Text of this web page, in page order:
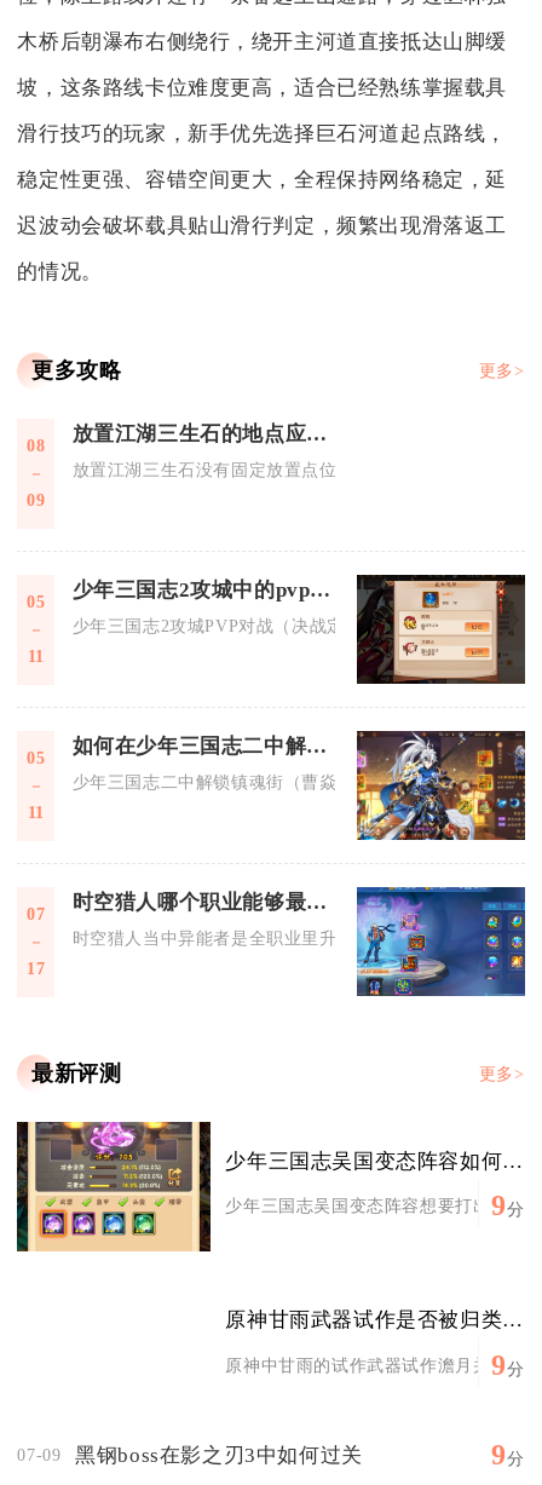
木桥后朝瀑布右侧绕行，绕开主河道直接抵达山脚缓
坡，这条路线卡位难度更高，适合已经熟练掌握载具
滑行技巧的玩家，新手优先选择巨石河道起点路线，
稳定性更强、容错空间更大，全程保持网络稳定，延
迟波动会破坏载具贴山滑行判定，频繁出现滑落返工
的情况。
更多攻略 更多>
08
09
放置江湖三生石的地点应该是哪里
放置江湖三生石没有固定放置点位，获取三生石的核心地点
05
11
少年三国志2攻城中的pvp对战如何挑战
少年三国志2攻城PVP对战（决战定军山）核心是5v5分路对
05
11
如何在少年三国志二中解锁镇魂街时装
少年三国志二中解锁镇魂街（曹焱兵）时装，核心是参与联
07
17
时空猎人哪个职业能够最快速提升等级
时空猎人当中异能者是全职业里升级速度最快的角色，大范
最新评测 更多>
少年三国志吴国变态阵容如何更好地发挥作用
少年三国志吴国变态阵容想要打出极致
9分
原神甘雨武器试作是否被归类为破魔
原神中甘雨的试作武器试作澹月并不属
9分
07-09 黑钢boss在影之刃3中如何过关 9分